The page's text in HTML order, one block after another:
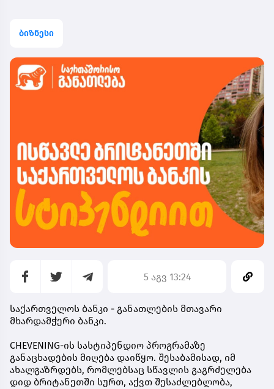
ბიზნესი
5 აგვ 13:24
საქართველოს ბანკი - განათლების მთავარი
მხარდამჭერი ბანკი.
CHEVENING-ის სასტიპენდიო პროგრამაზე
განაცხადების მიღება დაიწყო. შესაბამისად, იმ
ახალგაზრდებს, რომლებსაც სწავლის გაგრძელება
დიდ ბრიტანეთში სურთ, აქვთ შესაძლებლობა,